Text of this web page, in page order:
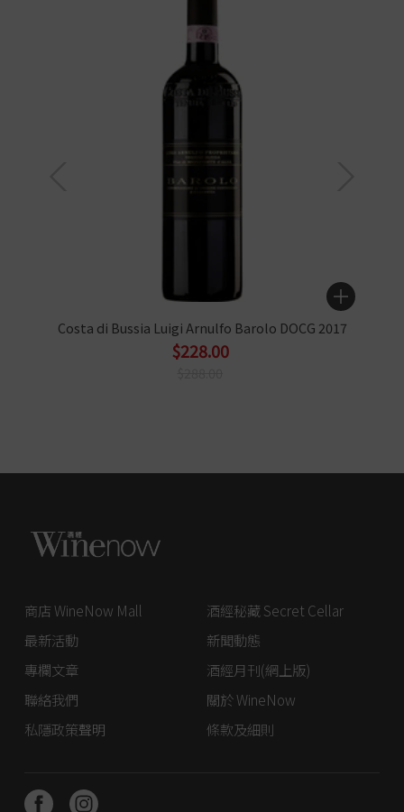
Costa di Bussia Luigi Arnulfo Barolo DOCG 2017
$228.00
商店 WineNow Mall
酒經秘藏 Secret Cellar
最新活動
新聞動態
專欄文章
酒經月刊(網上版)
聯絡我們
關於 WineNow
私隱政策聲明
條款及細則